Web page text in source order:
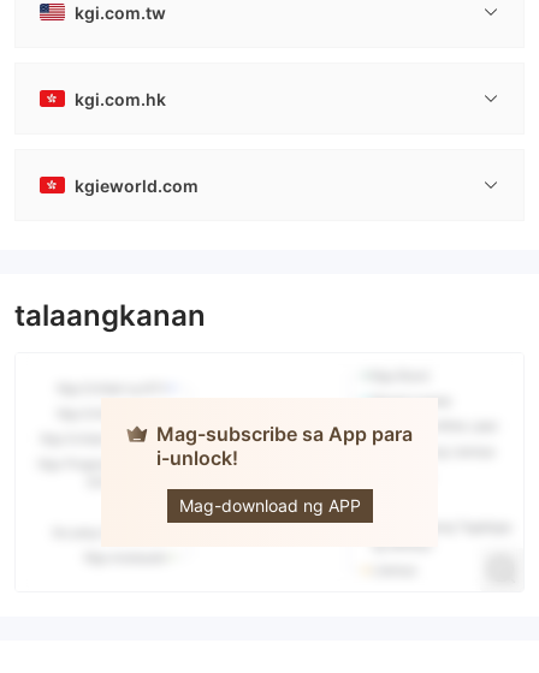
kgi.com.tw
kgi.com.hk
kgieworld.com
talaangkanan
Mag-subscribe sa App para
i-unlock!
Mag-download ng APP